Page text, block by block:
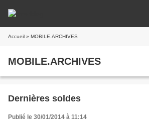
Accueil » MOBILE.ARCHIVES
MOBILE.ARCHIVES
Dernières soldes
Publié le 30/01/2014 à 11:14